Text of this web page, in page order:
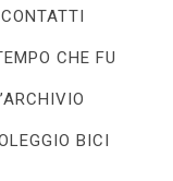
CHE FU
BICI